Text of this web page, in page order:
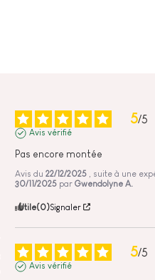
5/5
Avis vérifié
Pas encore montée
Avis du 22/12/2025
, suite à une
30/11/2025 par Gwendolyne A.
Utile(0)Signaler
5/5
Avis vérifié